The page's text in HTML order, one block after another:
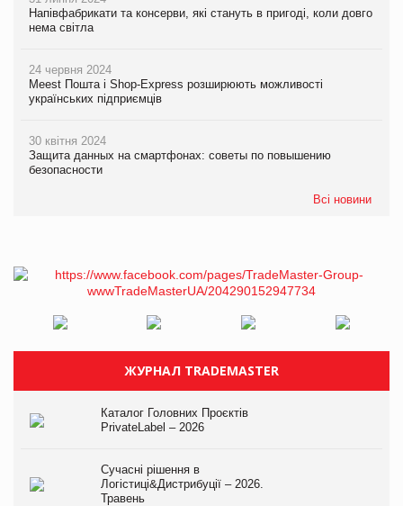
Напівфабрикати та консерви, які стануть в пригоді, коли довго
нема світла
24 червня 2024
Meest Пошта і Shop-Express розширюють можливості
українських підприємців
30 квітня 2024
Защита данных на смартфонах: советы по повышению
безопасности
Всі новини
ЖУРНАЛ TRADEMASTER
Каталог Головних Проєктів
PrivateLabel – 2026
Сучасні рішення в
Логістиці&Дистрибуції – 2026.
Травень